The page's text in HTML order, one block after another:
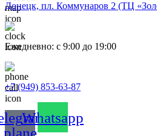
Донецк, пл. Коммунаров 2 (ТЦ
Ежедневно: с 9:00 до 19:00
+7 (949) 853-63-87
plane
Whatsapp